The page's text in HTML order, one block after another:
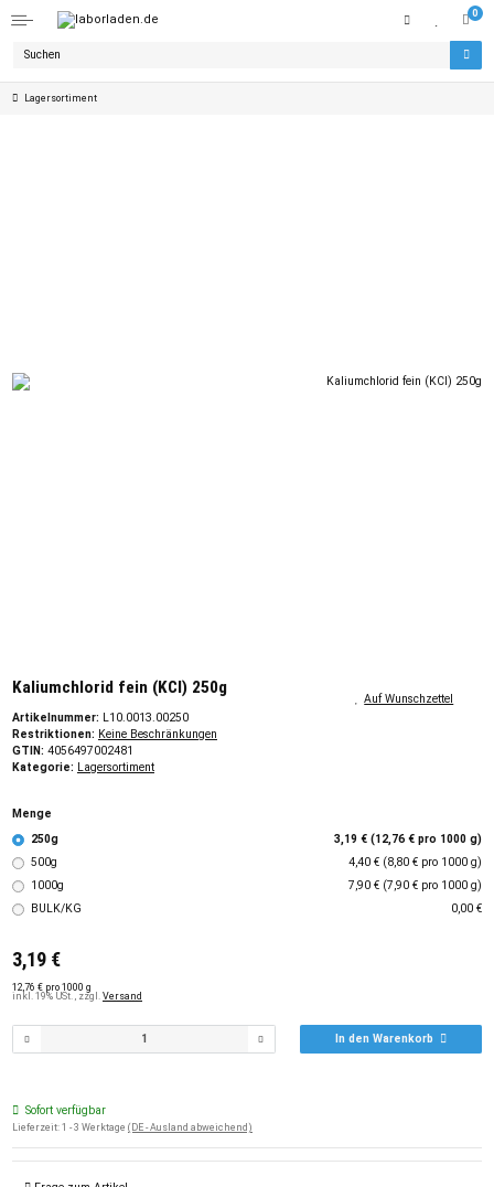
0
Lagersortiment
Kaliumchlorid fein (KCl) 250g
Artikelnummer: L10.0013.00250
Restriktionen: Keine Beschränkungen
GTIN: 4056497002481
Kategorie: Lagersortiment
Menge
250g
3,19 € (12,76 € pro 1000 g)
500g
4,40 € (8,80 € pro 1000 g)
1000g
7,90 € (7,90 € pro 1000 g)
BULK/KG
0,00 €
3,19 €
12,76 € pro 1000 g
inkl. 19% USt. , zzgl. Versand
In den Warenkorb
Sofort verfügbar
Lieferzeit: 1 - 3 Werktage (DE - Ausland abweichend)
Auf Wunschzettel